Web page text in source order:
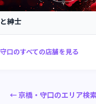
紳士
口のすべての店舗を見る
← 京橋・守口のエリア検